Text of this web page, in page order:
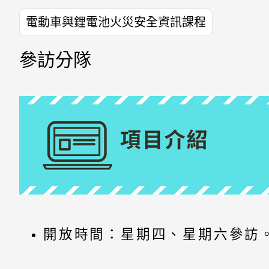
電動車與鋰電池火災安全資訊課程
參訪分隊
開放時間：星期四、星期六參訪